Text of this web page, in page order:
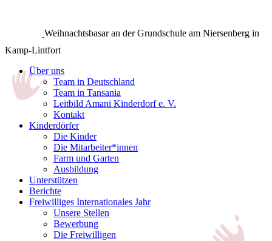
Weihnachtsbasar an der Grundschule am Niersenberg in
Kamp-Lintfort
Über uns
Team in Deutschland
Team in Tansania
Leitbild Amani Kinderdorf e. V.
Kontakt
Kinderdörfer
Die Kinder
Die Mitarbeiter*innen
Farm und Garten
Ausbildung
Unterstützen
Berichte
Freiwilliges Internationales Jahr
Unsere Stellen
Bewerbung
Die Freiwilligen